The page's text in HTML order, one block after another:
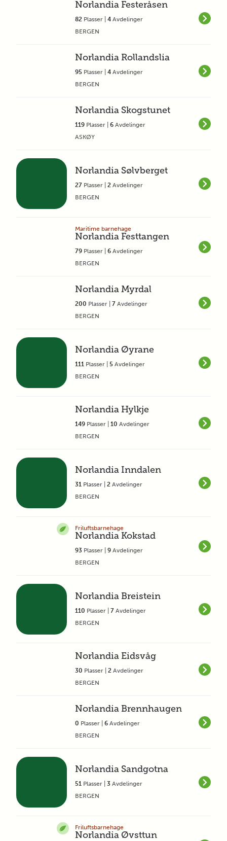
Norlandia Festeråsen
82 Plasser | 4 Avdelinger
BERGEN
Norlandia Rollandslia
95 Plasser | 4 Avdelinger
BERGEN
Norlandia Skogstunet
119 Plasser | 6 Avdelinger
ASKØY
Norlandia Sølvberget
27 Plasser | 2 Avdelinger
BERGEN
Maritime barnehage
Norlandia Festtangen
79 Plasser | 6 Avdelinger
BERGEN
Norlandia Myrdal
200 Plasser | 7 Avdelinger
BERGEN
Norlandia Øyrane
111 Plasser | 5 Avdelinger
BERGEN
Norlandia Hylkje
149 Plasser | 10 Avdelinger
BERGEN
Norlandia Inndalen
31 Plasser | 2 Avdelinger
BERGEN
Friluftsbarnehage
Norlandia Kokstad
93 Plasser | 9 Avdelinger
BERGEN
Norlandia Breistein
110 Plasser | 7 Avdelinger
BERGEN
Norlandia Eidsvåg
30 Plasser | 2 Avdelinger
BERGEN
Norlandia Brennhaugen
0 Plasser | 6 Avdelinger
BERGEN
Norlandia Sandgotna
51 Plasser | 3 Avdelinger
BERGEN
Friluftsbarnehage
Norlandia Øvsttun